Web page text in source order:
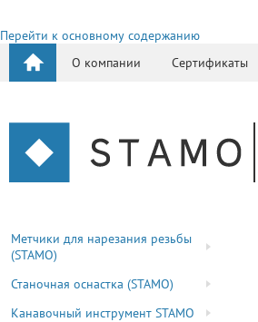
Перейти к основному содержанию
О компании
Сертификаты
Метчики для нарезания резьбы
(STAMO)
Станочная оснастка (STAMO)
Канавочный инструмент STAMO